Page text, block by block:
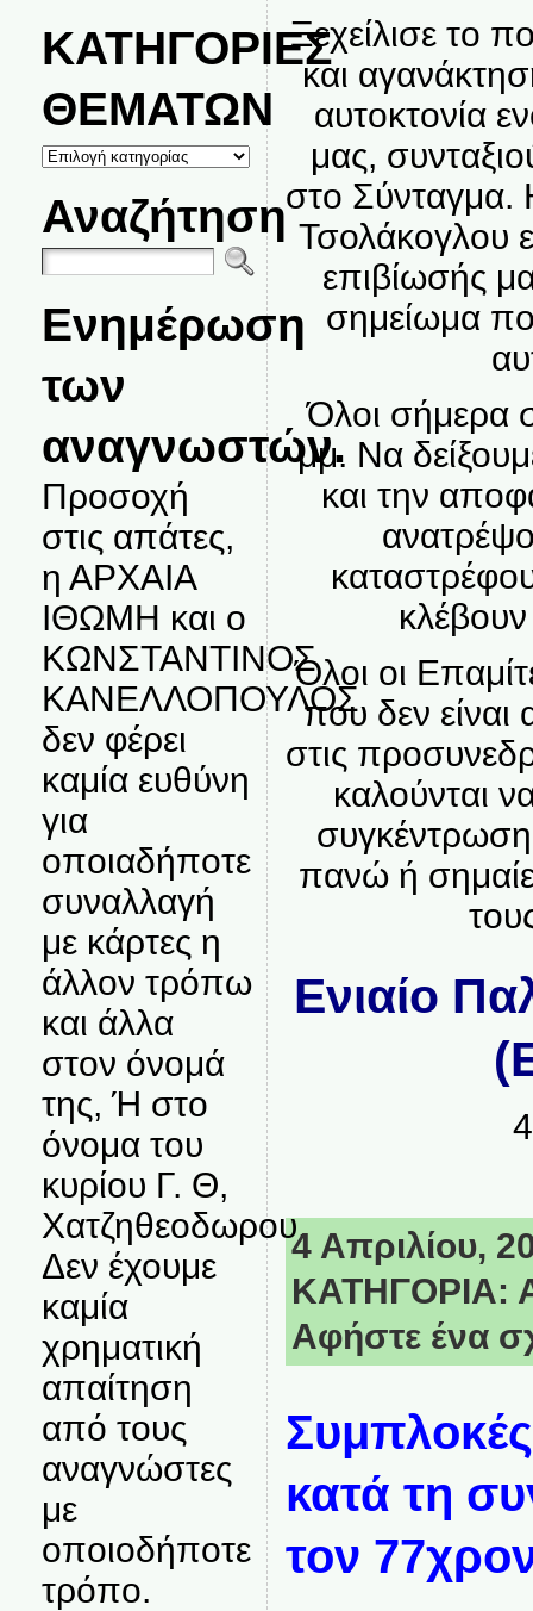
ΚΑΤΗΓΟΡΙΕΣ
ΘΕΜΑΤΩΝ
ΚΑΤΗΓΟΡΙΕΣ
ΘΕΜΑΤΩΝ
Αναζήτηση
Ενημέρωση
των
αναγνωστών.
Προσοχή
στις απάτες,
η ΑΡΧΑΙΑ
ΙΘΩΜΗ και ο
ΚΩΝΣΤΑΝΤΙΝΟΣ
ΚΑΝΕΛΛΟΠΟΥΛΟΣ
δεν φέρει
καμία ευθύνη
για
οποιαδήποτε
συναλλαγή
με κάρτες η
άλλον τρόπω
και άλλα
στον όνομά
της, Ή στο
όνομα του
κυρίου Γ. Θ,
Χατζηθεοδωρου.
Δεν έχουμε
καμία
χρηματική
απαίτηση
από τους
αναγνώστες
με
οποιοδήποτε
τρόπο.
Ξεχείλισε το
και
αυτοκτονία
μας,
στο Σύνταγμα.
Τσολάκογλου
επιβίωσής
σημείωμα
Όλοι σήμερα
μμ. Να
και την
Όλοι οι
που δεν είναι
στις
καλούνται
συγκέντρωση
πανώ ή
Ενιαίο
4 Απριλίου,
ΚΑΤΗΓΟΡΙΑ:
Αφήστε ένα
κατά τη
τον